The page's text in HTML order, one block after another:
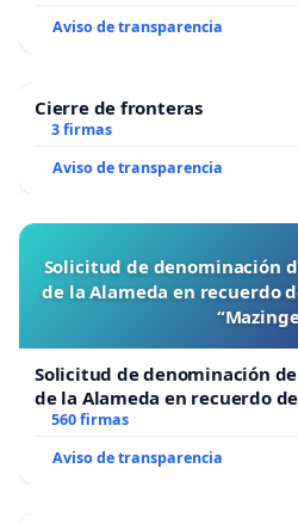
Aviso de transparencia
Cierre de fronteras
3 firmas
Aviso de transparencia
Solicitud de denominación
de la Alameda en recuerdo
Solicitud de denominación
de la Alameda en recuerdo
“Mazinger”
560 firmas
Aviso de transparencia